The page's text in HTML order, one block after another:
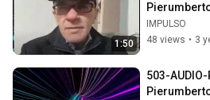
1:50
laIMPULSO
48 views • 3
503-